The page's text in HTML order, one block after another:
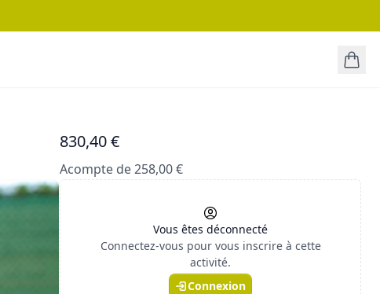
830,40 €
Acompte de 258,00 €
Vous êtes déconnecté
Connectez-vous pour vous inscrire à cette
activité.
Connexion